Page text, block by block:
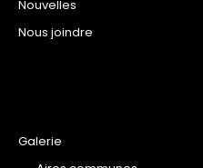
Nouvelles
Nous joindre
Galerie